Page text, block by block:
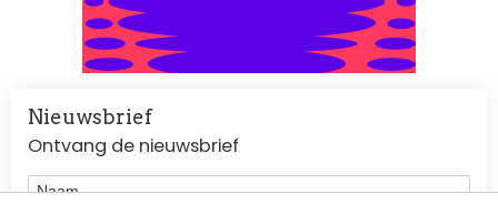
Nieuwsbrief
Ontvang de nieuwsbrief
Naam